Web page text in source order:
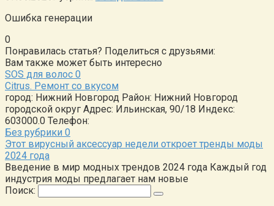
Ошибка генерации
0
Понравилась статья? Поделиться с друзьями:
Вам также может быть интересно
SOS для волос 0
Citrus. Ремонт со вкусом
город: Нижний Новгород Район: Нижний Новгород
городской округ Адрес: Ильинская, 90/18 Индекс:
603000.0 Телефон:
Без рубрики 0
Этот вирусный аксессуар недели откроет тренды моды
2024 года
Введение в мир модных трендов 2024 года Каждый год
индустрия моды предлагает нам новые
Поиск: